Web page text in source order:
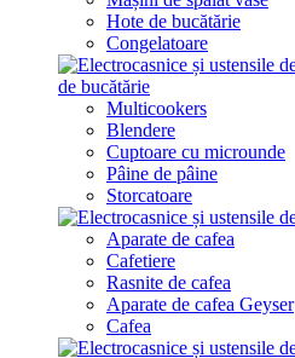
Hote de bucătărie
Congelatoare
de bucătărie
Multicookers
Blendere
Cuptoare cu microunde
Pâine de pâine
Storcatoare
Aparate de cafea
Cafetiere
Rasnite de cafea
Aparate de cafea Geyser
Cafea